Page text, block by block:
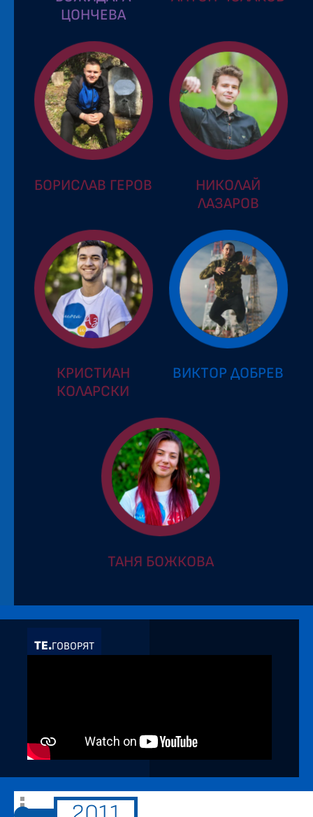
ЦОНЧЕВА
БОРИСЛАВ ГЕРОВ
НИКОЛАЙ
ЛАЗАРОВ
КРИСТИАН
КОЛАРСКИ
ВИКТОР ДОБРЕВ
ТАНЯ БОЖКОВА
ТЕ.ГОВОРЯТ